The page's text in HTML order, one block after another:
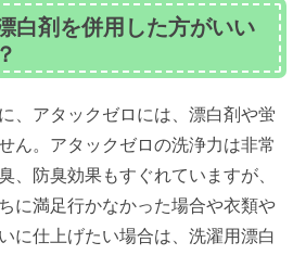
白剤を併用した方がいい
、アタックゼロには、漂白剤や蛍
ん。アタックゼロの洗浄力は非常
、防臭効果もすぐれていますが、
に満足行かなかった場合や衣類や
に仕上げたい場合は、洗濯用漂白